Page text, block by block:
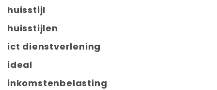
huisstijl
huisstijlen
ict dienstverlening
ideal
inkomstenbelasting